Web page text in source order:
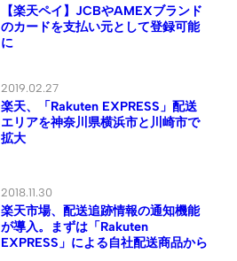
【楽天ペイ】JCBやAMEXブランド
のカードを支払い元として登録可能
に
2019.02.27
楽天、「Rakuten EXPRESS」配送
エリアを神奈川県横浜市と川崎市で
拡大
2018.11.30
楽天市場、配送追跡情報の通知機能
が導入。まずは「Rakuten
EXPRESS」による自社配送商品から